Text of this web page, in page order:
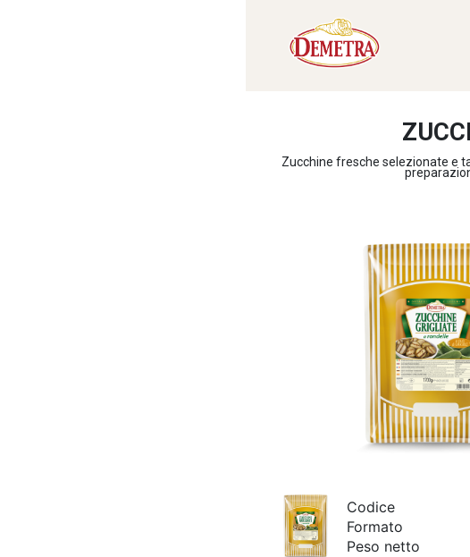
Zucchine fresche selezionate e
Codice
Formato
Peso netto